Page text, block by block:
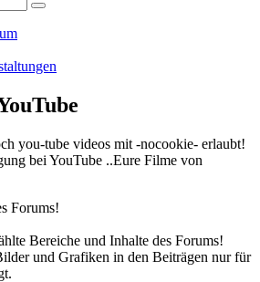
you-tube videos mit -nocookie- erlaubt!
bei YouTube ..Eure Filme von
Forums!
Bereiche und Inhalte des Forums!
und Grafiken in den Beiträgen nur für